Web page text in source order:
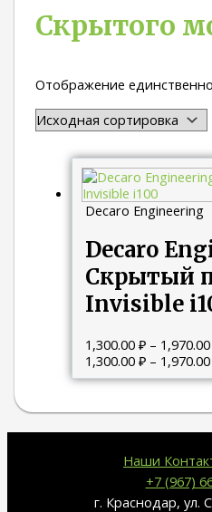
Скрытого
Отображение
Decaro Engineering
Decaro
Скрытый
Invisible
1,300.00₽ –
1,300.00 ₽ –
Наши
+7 (967)
г. Краснодар, ул.